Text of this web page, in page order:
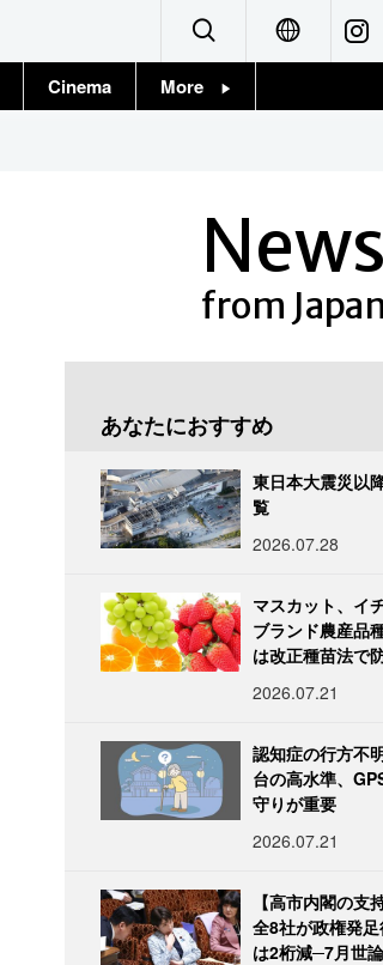
Français
Cinema More
News
from Japan
あなたにおすすめ
東日本大震災以
覧
2026.07.28
マスカット、イ
ブランド農産品
は改正種苗法で
2026.07.21
認知症の行方不
台の高水準、
守りが重要
2026.07.21
【高市内閣の支
全8社が政権発
は2桁減─7月世